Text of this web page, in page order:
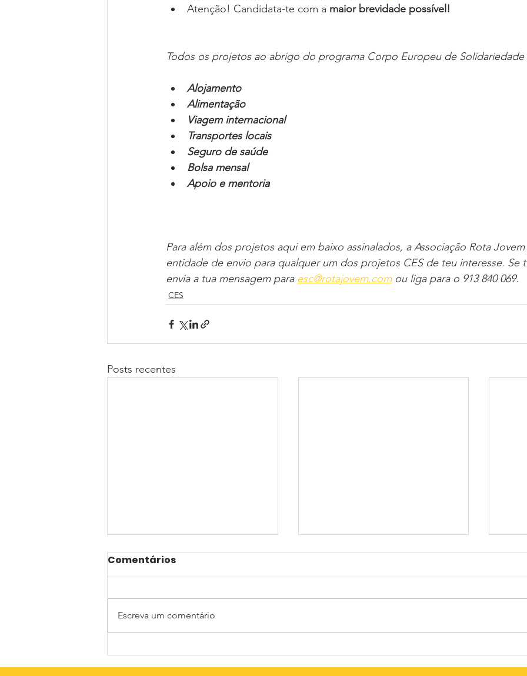
Atenção! Candidata-te com a maior brevidade possível!
Todos os projetos ao abrigo do programa Corpo Europeu de Solidariedade
Alojamento
Alimentação
Viagem internacional
Transportes locais
Seguro de saúde
Bolsa mensal
Apoio e mentoria
Para além dos projetos aqui em baixo assinalados, a Associação Rota
entidade de envio para qualquer um dos projetos CES de teu interesse. Se
envia a tua mensagem para esc@rotajovem.com ou liga para o 913 840 069.
CES
Posts recentes
Matilde em Velky Osek
(testemunho CES)
Clarisse em Velky Osek
(testemunho CES)
Comentários
Escreva um comentário